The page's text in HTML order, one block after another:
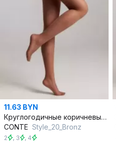
11.63 BYN
Круглогодичные коричневые колготки с утягивающими эффектами
CONTE Style_20_Bronz
2 , 3 , 4